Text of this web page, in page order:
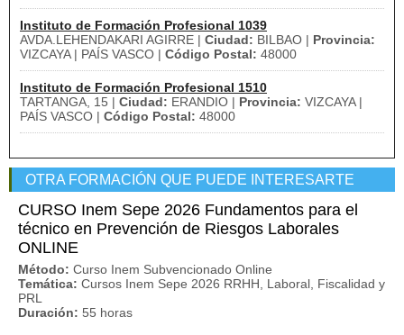
Instituto de Formación Profesional 1039
AVDA.LEHENDAKARI AGIRRE | Ciudad: BILBAO | Provincia:
VIZCAYA | PAÍS VASCO | Código Postal: 48000
Instituto de Formación Profesional 1510
TARTANGA, 15 | Ciudad: ERANDIO | Provincia: VIZCAYA |
PAÍS VASCO | Código Postal: 48000
OTRA FORMACIÓN QUE PUEDE INTERESARTE
CURSO Inem Sepe 2026 Fundamentos para el
técnico en Prevención de Riesgos Laborales
ONLINE
Método: Curso Inem Subvencionado Online
Temática: Cursos Inem Sepe 2026 RRHH, Laboral, Fiscalidad y
PRL
Duración: 55 horas